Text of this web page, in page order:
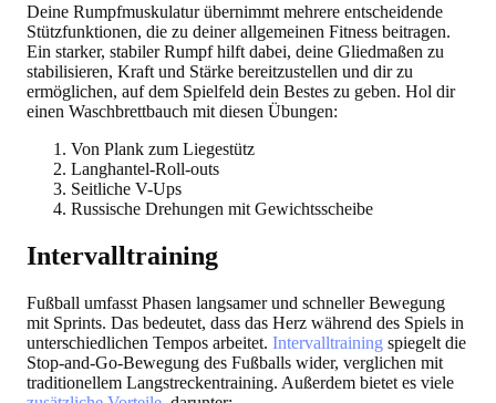
Deine Rumpfmuskulatur übernimmt mehrere entscheidende
Stützfunktionen, die zu deiner allgemeinen Fitness beitragen.
Ein starker, stabiler Rumpf hilft dabei, deine Gliedmaßen zu
stabilisieren, Kraft und Stärke bereitzustellen und dir zu
ermöglichen, auf dem Spielfeld dein Bestes zu geben. Hol dir
einen Waschbrettbauch mit diesen Übungen:
Von Plank zum Liegestütz
Langhantel-Roll-outs
Seitliche V-Ups
Russische Drehungen mit Gewichtsscheibe
Intervalltraining
Fußball umfasst Phasen langsamer und schneller Bewegung
mit Sprints. Das bedeutet, dass das Herz während des Spiels in
unterschiedlichen Tempos arbeitet. Intervalltraining spiegelt die
Stop-and-Go-Bewegung des Fußballs wider, verglichen mit
traditionellem Langstreckentraining. Außerdem bietet es viele